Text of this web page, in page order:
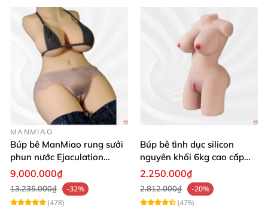
MANMIAO
Búp bê ManMiao rung sưởi
phun nước Ejaculation
Queen chuẩn
9.000.000₫
13.235.000₫
-32%
(478)
Búp bê tình dục silicon
nguyên khối 6kg cao cấp
giá rẻ sexy gợi cảm
2.250.000₫
2.812.000₫
-20%
(475)